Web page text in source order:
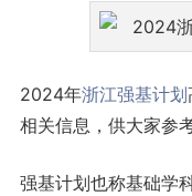
2024年浙江强基计划
相关信息，供大家参考
强基计划也称基础学